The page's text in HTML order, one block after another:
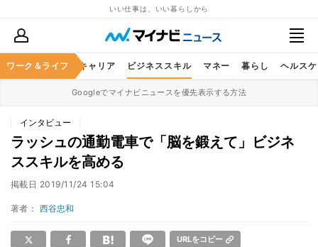
いい仕事は、いい暮らしから
ワーク＆ライフ キャリア ビジネススキル マネー 暮らし ヘルス
Googleでマイナビニュースを優先表示する方法
インタビュー
ラッシュの通勤電車で「脳を鍛えて」ビジネ
ススキルを高める
掲載日 2019/11/24 15:04
著者： 西谷忠和
URLをコピー